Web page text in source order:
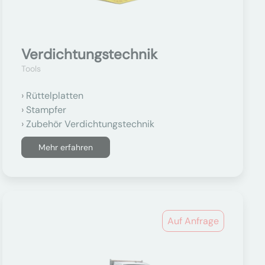
Verdichtungstechnik
Tools
Rüttelplatten
Stampfer
Zubehör Verdichtungstechnik
Mehr erfahren
Auf Anfrage